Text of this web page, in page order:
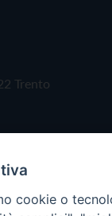
Trento
cookie o